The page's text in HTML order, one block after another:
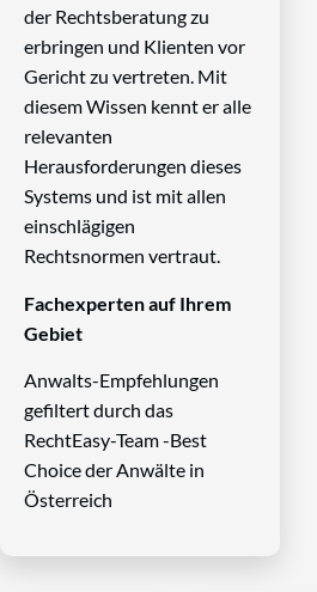
der Rechtsberatung zu
erbringen und Klienten vor
Gericht zu vertreten. Mit
diesem Wissen kennt er alle
relevanten
Herausforderungen dieses
Systems und ist mit allen
einschlägigen
Rechtsnormen vertraut.
Fachexperten auf Ihrem
Gebiet
Anwalts-Empfehlungen
gefiltert durch das
RechtEasy-Team -Best
Choice der Anwälte in
Österreich